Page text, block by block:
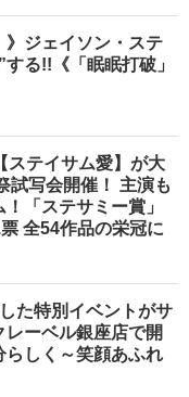
》ジェイソン・ステ
る!!《「眠眠打破」
ステイサム愛】が大
試写会開催！ 主演も
「ステサミー賞」
全54作品の栄冠に
た特別イベントがサ
ーベル銀座店で開
しく～笑顔あふれ